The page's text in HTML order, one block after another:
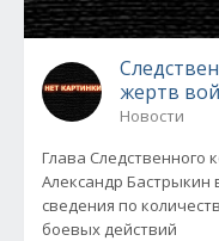
жертв
Новости
Глава Следственного
Александр Бастрыкин
сведения по
боевых действий